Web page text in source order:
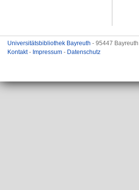
Universitätsbibliothek Bayreuth - 95447
Kontakt- Impressum - Datenschutz